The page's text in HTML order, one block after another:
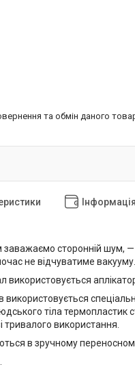
та обмін даного
сторонній шум,
не відчуватиме
тіла
тривалого використання.
в зручному